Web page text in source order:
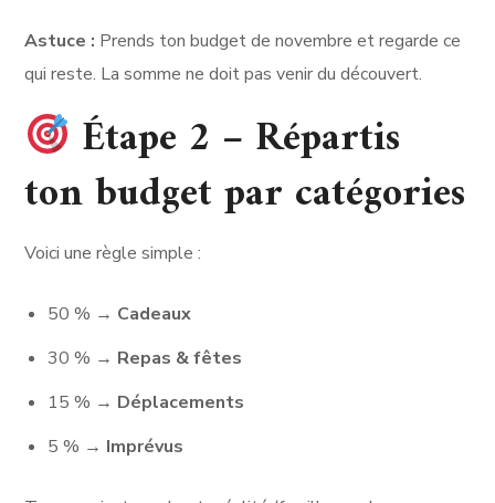
Astuce : Prends ton budget de novembre et regarde ce
qui reste. La somme ne doit pas venir du découvert.
Étape 2 – Répartis
ton budget par catégories
Voici une règle simple :
50 % → Cadeaux
30 % → Repas & fêtes
15 % → Déplacements
5 % → Imprévus